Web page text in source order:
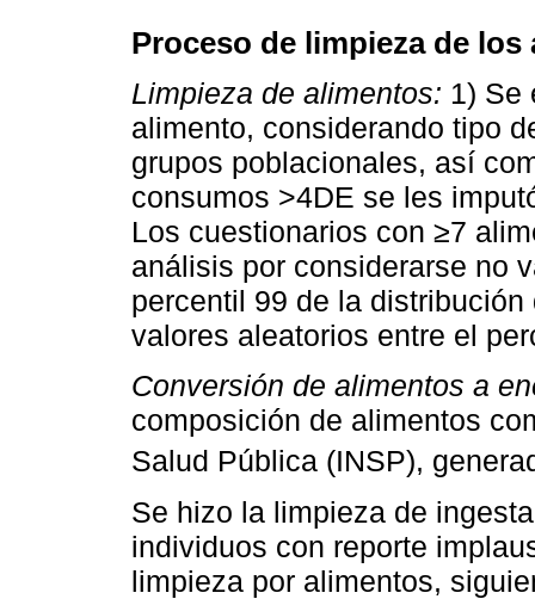
Proceso de limpieza de los
Limpieza de alimentos: 1) Se
alimento, considerando tipo
grupos poblacionales, así
consumos >4DE se les
Los cuestionarios con ≥7
análisis por considerarse no
percentil 99 de la
valores aleatorios entre el
Conversión de alimentos a
composición de alimentos
Salud Pública (INSP),
Se hizo la limpieza de
individuos con reporte
limpieza por alimentos,